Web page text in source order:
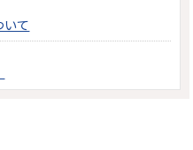
いて